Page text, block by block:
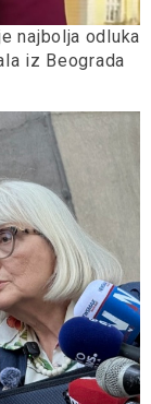
najbolja odluka
iz Beograda